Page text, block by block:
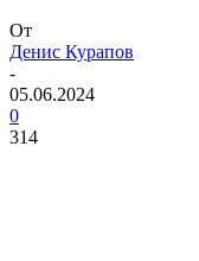
От
Денис Курапов
-
05.06.2024
0
314